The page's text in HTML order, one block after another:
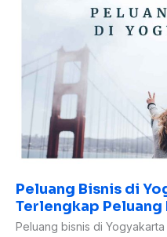
Peluang Bisnis di
Terlengkap Peluang
Peluang bisnis di
Bisnis